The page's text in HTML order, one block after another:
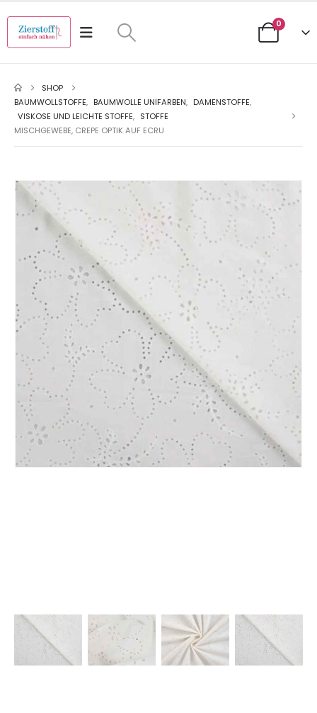
0
SHOP
BAUMWOLLSTOFFE, BAUMWOLLE UNIFARBEN, DAMENSTOFFE,
VISKOSE UND LEICHTE STOFFE, STOFFE
MISCHGEWEBE, CREPE OPTIK AUF ECRU